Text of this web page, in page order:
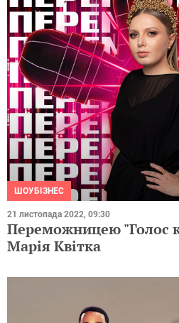
ШОУБІЗНЕС
21 листопада 2022, 09:30
Переможницею "Голос
Марія Квітка